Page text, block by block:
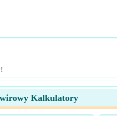
wirowy Kalkulatory